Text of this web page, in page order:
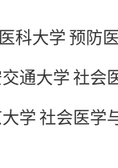
科大学 预防
通大学 社会
学 社会医学